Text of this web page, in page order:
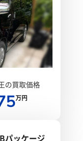
の買取価格
万円
パッケージ